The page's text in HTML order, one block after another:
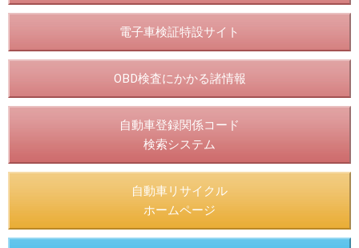
電子車検証特設サイト
OBD検査にかかる諸情報
自動車登録関係コード
検索システム
自動車リサイクル
ホームページ